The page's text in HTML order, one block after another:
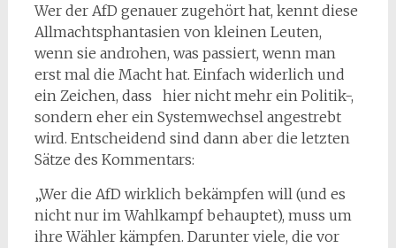
Wer der AfD genauer zugehört hat, kennt diese
Allmachtsphantasien von kleinen Leuten,
wenn sie androhen, was passiert, wenn man
erst mal die Macht hat. Einfach widerlich und
ein Zeichen, dass hier nicht mehr ein Politik-,
sondern eher ein Systemwechsel angestrebt
wird. Entscheidend sind dann aber die letzten
Sätze des Kommentars:
„Wer die AfD wirklich bekämpfen will (und es
nicht nur im Wahlkampf behauptet), muss um
ihre Wähler kämpfen. Darunter viele, die vor